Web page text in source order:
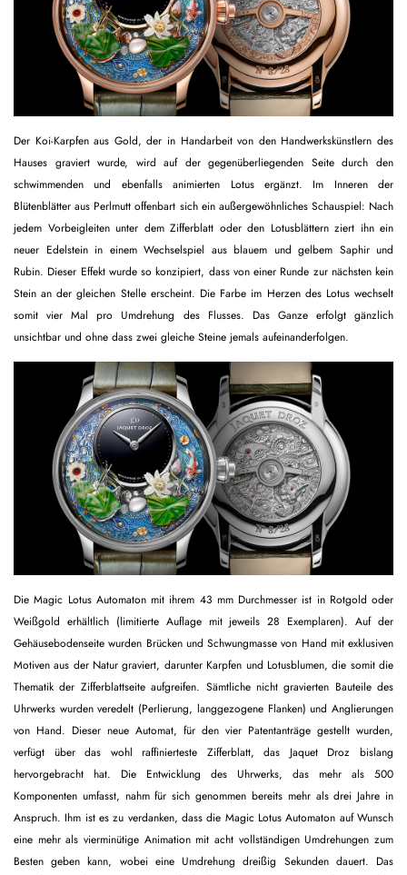
Der Koi-Karpfen aus Gold, der in Handarbeit von den Handwerkskünstlern des
Hauses graviert wurde, wird auf der gegenüberliegenden Seite durch den
schwimmenden und ebenfalls animierten Lotus ergänzt. Im Inneren der
Blütenblätter aus Perlmutt offenbart sich ein außergewöhnliches Schauspiel: Nach
jedem Vorbeigleiten unter dem Zifferblatt oder den Lotusblättern ziert ihn ein
neuer Edelstein in einem Wechselspiel aus blauem und gelbem Saphir und
Rubin. Dieser Effekt wurde so konzipiert, dass von einer Runde zur nächsten kein
Stein an der gleichen Stelle erscheint. Die Farbe im Herzen des Lotus wechselt
somit vier Mal pro Umdrehung des Flusses. Das Ganze erfolgt gänzlich
unsichtbar und ohne dass zwei gleiche Steine jemals aufeinanderfolgen.
Die Magic Lotus Automaton mit ihrem 43 mm Durchmesser ist in Rotgold oder
Weißgold erhältlich (limitierte Auflage mit jeweils 28 Exemplaren). Auf der
Gehäusebodenseite wurden Brücken und Schwungmasse von Hand mit exklusiven
Motiven aus der Natur graviert, darunter Karpfen und Lotusblumen, die somit die
Thematik der Zifferblattseite aufgreifen. Sämtliche nicht gravierten Bauteile des
Uhrwerks wurden veredelt (Perlierung, langgezogene Flanken) und Anglierungen
von Hand. Dieser neue Automat, für den vier Patentanträge gestellt wurden,
verfügt über das wohl raffinierteste Zifferblatt, das Jaquet Droz bislang
hervorgebracht hat. Die Entwicklung des Uhrwerks, das mehr als 500
Komponenten umfasst, nahm für sich genommen bereits mehr als drei Jahre in
Anspruch. Ihm ist es zu verdanken, dass die Magic Lotus Automaton auf Wunsch
eine mehr als vierminütige Animation mit acht vollständigen Umdrehungen zum
Besten geben kann, wobei eine Umdrehung dreißig Sekunden dauert. Das